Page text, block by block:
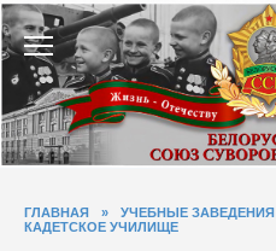
Перейти
к
содержанию
ГЛАВНАЯ » УЧЕБНЫЕ ЗАВЕДЕНИЯ
КАДЕТСКОЕ УЧИЛИЩЕ